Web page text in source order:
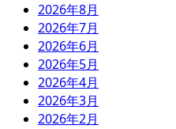
2026年8月
2026年7月
2026年6月
2026年5月
2026年4月
2026年3月
2026年2月